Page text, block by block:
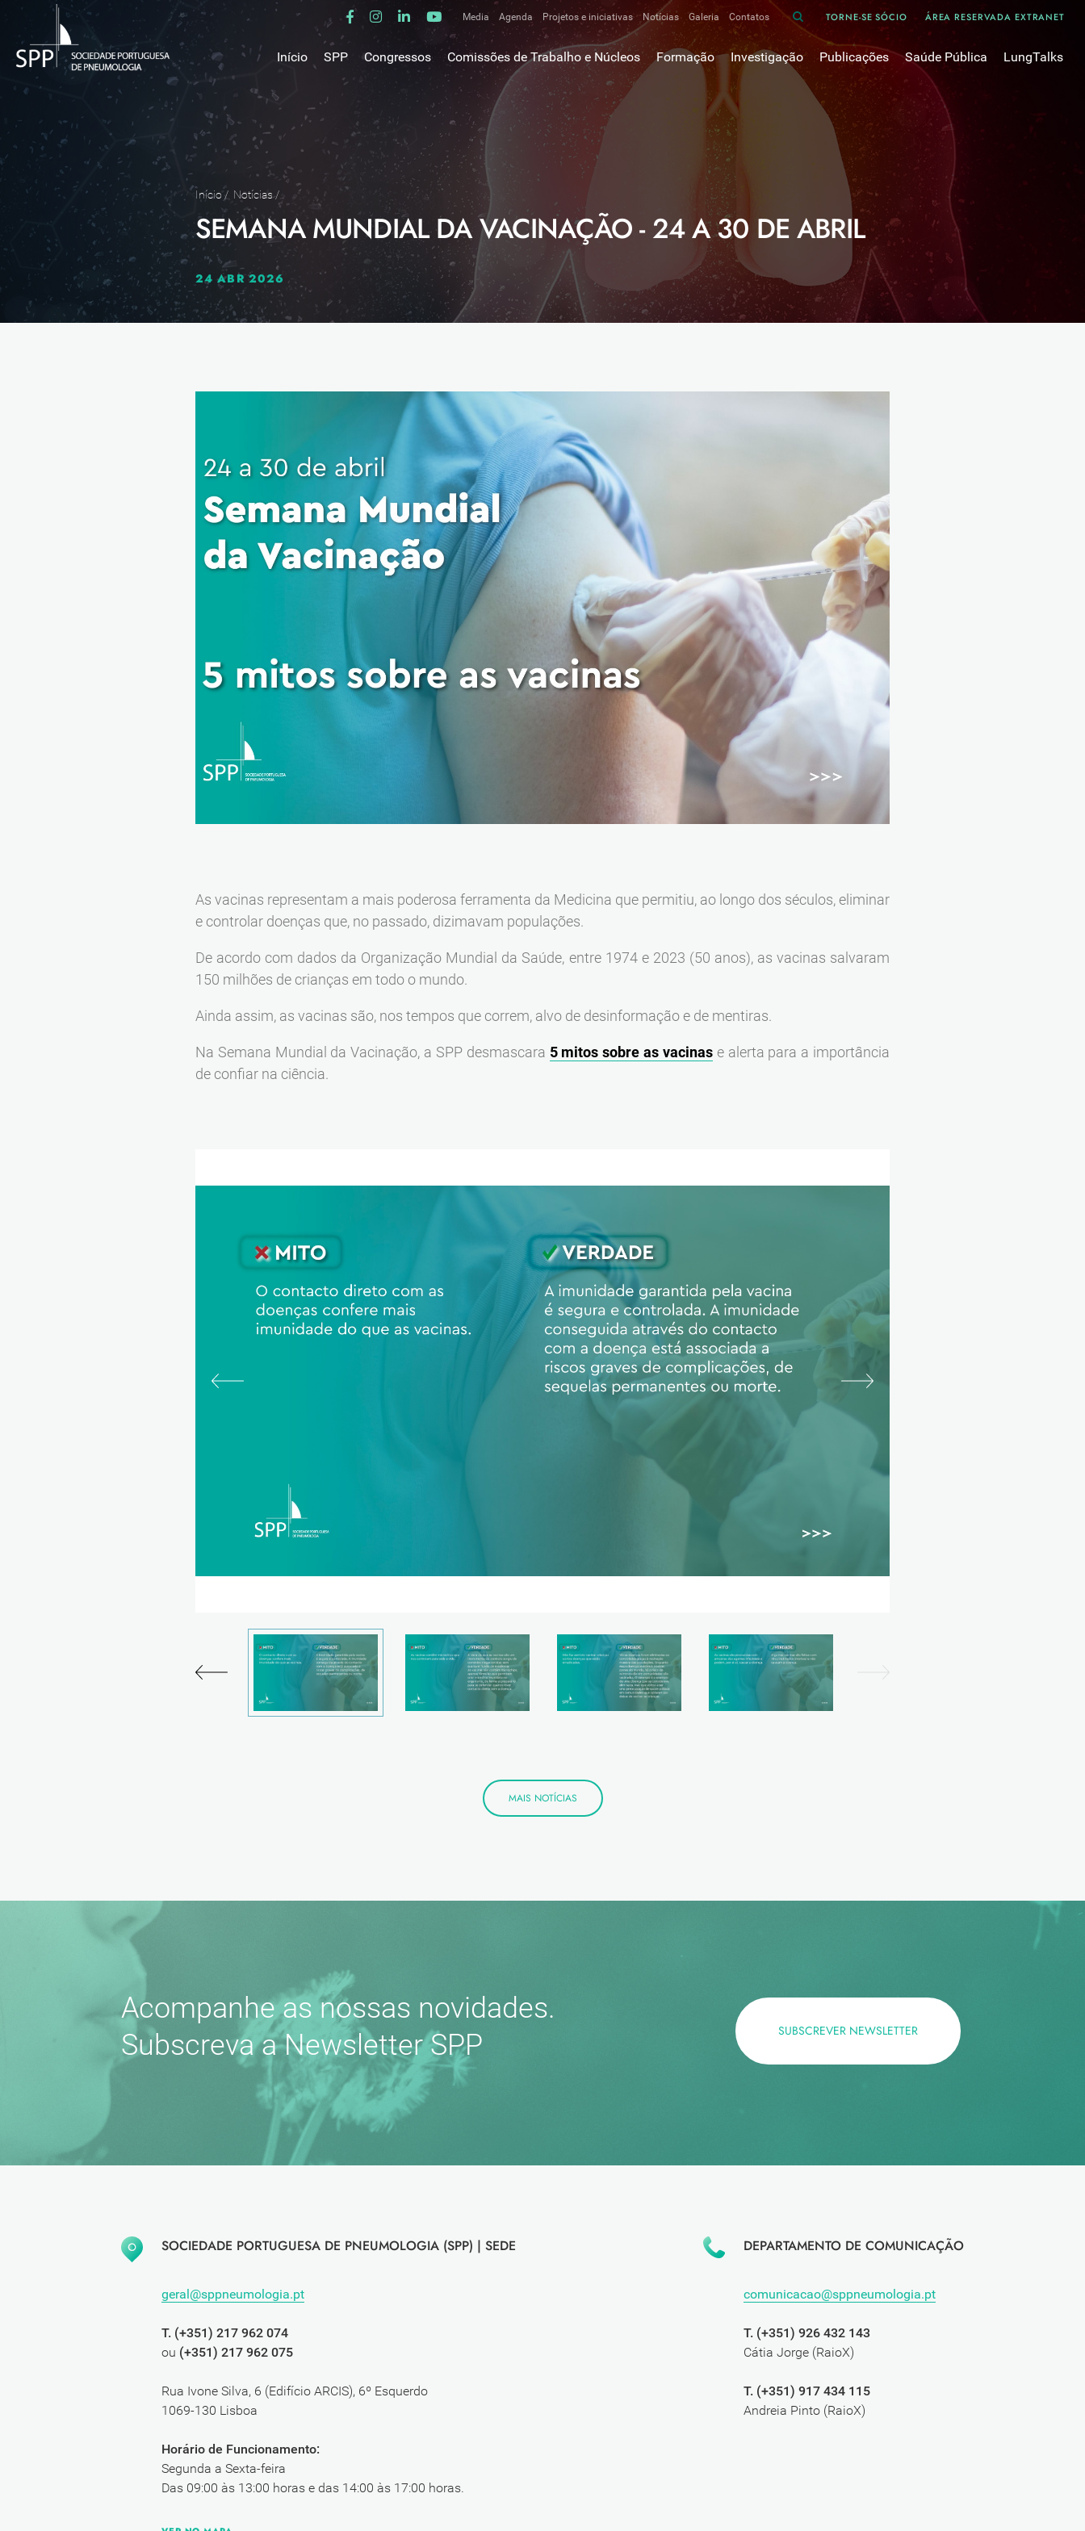
Media
Comunicados de imprensa
Clipping
Agenda Projetos e iniciativas Notícias Galeria Contatos TORNE-SE SÓCIO ÁREA RESERVADA EXTRANET
Início SPP
Mensagem do Presidente
Missão
Estrutura
Estatutos
Núcleo Museológico
Parceiros
Como tornar-se sócio
Medalhas de ouro SPP
Congressos Comissões de Trabalho e Núcleos
Comissões de trabalho
Alergologia Respiratória
Bronquiectasias
Cirurgia Torácica
Doente Crítico Respiratório
Doenças do Interstício Pulmonar
Doenças Ocupacionais e do Ambiente
Doenças Vasculares Pulmonares
Fisiopatologia Respiratória e DPOC
Infecciologia Respiratória
Patologia Respiratória do Sono
Técnicas Endoscópicas
Tuberculose
Ventilação Domiciliária
Núcleos e Grupo de Estudos
Núcleo de Cardiopneumologistas
Núcleo de Enfermeiros
Núcleo de Fisioterapeutas Respiratórios
Núcleo Jovens Pneumologistas
Grupo de Estudos Défice de Alfa-1 Antitripsina
Núcleo de Estudo de Fibrose Quística
Formação
Escola da Ciência
E-learnings
Hot Topics em Pneumologia
Fórum das Comissões de Trabalho
Outros cursos
Investigação
Bases de dados
Projectos de Investigação
Publicações
Divulgação
Oxigénio
Revistas Científicas
Pulmonology
Pesquisa Bibliográfica
Revistas Médicas
Revisões, Recomendações e Tomadas de Posição
Arquivo
50 anos Sociedade Portuguesa de Pneumologia
Livros Publicados
Saúde Pública
Cancro do pulmão
COVID Longo
Cuidados Respiratórios Domiciliários
Dispositivos Inalatórios
DPOC
Sono
Tabagismo
LungTalks
Início / Notícias/
SEMANA MUNDIAL DA VACINAÇÃO - 24 A 30 DE ABRIL
24 ABR 2026
As vacinas representam a mais poderosa ferramenta da Medicina que permitiu, ao longo dos séculos, eliminar
e controlar doenças que, no passado, dizimavam populações.
De acordo com dados da Organização Mundial da Saúde, entre 1974 e 2023 (50 anos), as vacinas salvaram
150 milhões de crianças em todo o mundo.
Ainda assim, as vacinas são, nos tempos que correm, alvo de desinformação e de mentiras.
Na Semana Mundial da Vacinação, a SPP desmascara 5 mitos sobre as vacinase alerta para a importância
de confiar na ciência.
MAIS NOTÍCIAS
Acompanhe as nossas novidades.
Subscreva a Newsletter SPP
SUBSCREVER NEWSLETTER
SOCIEDADE PORTUGUESA DE PNEUMOLOGIA (SPP) | SEDE
geral@sppneumologia.pt
T. (+351) 217 962 074
ou (+351) 217 962 075
Rua Ivone Silva, 6 (Edifício ARCIS), 6º Esquerdo
1069-130 Lisboa
Horário de Funcionamento:
Segunda a Sexta-feira
Das 09:00 às 13:00 horas e das 14:00 às 17:00 horas.
DEPARTAMENTO DE COMUNICAÇÃO
comunicacao@sppneumologia.pt
T. (+351) 926 432 143
Cátia Jorge (RaioX)
T. (+351) 917 434 115
Andreia Pinto (RaioX)